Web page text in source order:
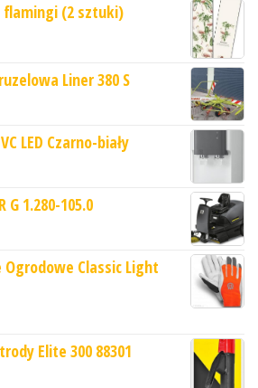
flamingi (2 sztuki)
Liner 380 S
LED Czarno-biały
G 1.280-105.0
Ogrodowe Classic Light
Elite 300 88301